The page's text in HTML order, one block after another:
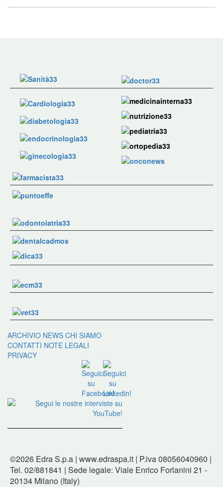
ARCHIVIO NEWS CHI SIAMO
CONTATTI NOTE LEGALI
PRIVACY
©2026 Edra S.p.a | www.edraspa.it | P.iva 08056040960 |
Tel. 02/881841 | Sede legale: Viale Enrico Forlanini 21 -
20134 Milano (Italy)